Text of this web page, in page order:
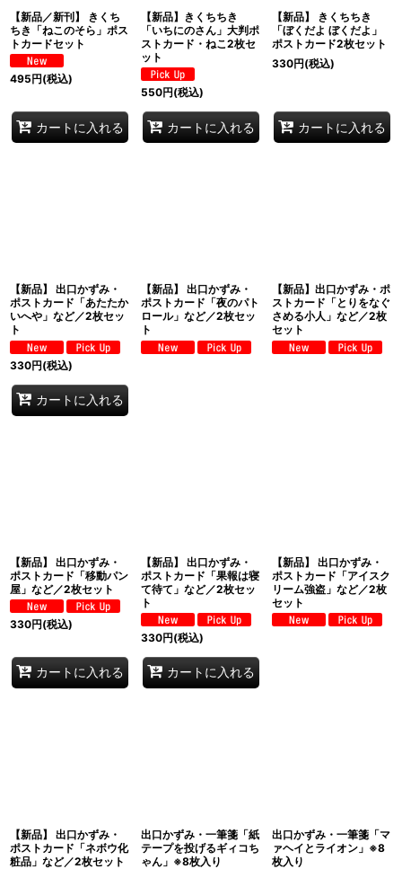
【新品／新刊】 きくち
ちき「ねこのそら」ポス
トカードセット
495円(税込)
カートに入れる
【新品】きくちちき
「いちにのさん」大判ポ
ストカード・ねこ2枚セ
ット
550円(税込)
カートに入れる
【新品】 きくちちき
「ぼくだよ ぼくだよ」
ポストカード2枚セット
330円(税込)
カートに入れる
【新品】 出口かずみ・
ポストカード「あたたか
いへや」など／2枚セッ
ト
330円(税込)
カートに入れる
【新品】 出口かずみ・
ポストカード「夜のパト
ロール」など／2枚セッ
ト
【新品】出口かずみ・ポ
ストカード「とりをなぐ
さめる小人」など／2枚
セット
【新品】 出口かずみ・
ポストカード「移動パン
屋」など／2枚セット
330円(税込)
カートに入れる
【新品】 出口かずみ・
ポストカード「果報は寝
て待て」など／2枚セッ
ト
330円(税込)
カートに入れる
【新品】 出口かずみ・
ポストカード「アイスク
リーム強盗」など／2枚
セット
【新品】 出口かずみ・
ポストカード「ネボウ化
粧品」など／2枚セット
出口かずみ・一筆箋「紙
テープを投げるギィコち
ゃん」※8枚入り
出口かずみ・一筆箋「マ
ァヘイとライオン」※8
枚入り